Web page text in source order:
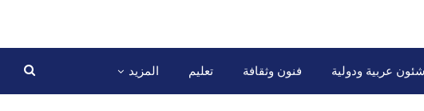
شئون عربية ودولية فنون وثقافة تعليم المزيد